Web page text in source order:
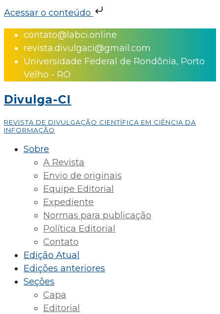
Acessar o conteúdo
Skip
content
contato@labci.online
revista.divulgaci@gmail.com
Universidade Federal de Rondônia, Porto
Velho - RO
Divulga-CI
REVISTA DE DIVULGAÇÃO CIENTÍFICA EM CIÊNCIA DA
INFORMAÇÃO
Sobre
A Revista
Envio de originais
Equipe Editorial
Expediente
Normas para publicação
Política Editorial
Contato
Edição Atual
Edições anteriores
Seções
Capa
Editorial